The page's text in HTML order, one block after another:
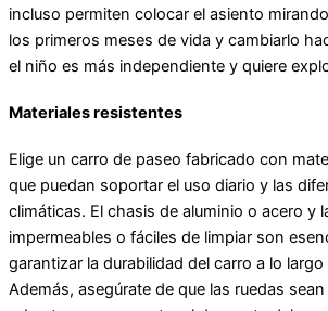
incluso permiten colocar el asiento
los primeros meses de vida y cambiarlo
el niño es más independiente y quiere
Materiales resistentes
Elige un carro de paseo fabricado con
que puedan soportar el uso diario y las
climáticas. El chasis de aluminio o acero y
impermeables o fáciles de limpiar son
garantizar la durabilidad del carro a lo
Además, asegúrate de que las ruedas